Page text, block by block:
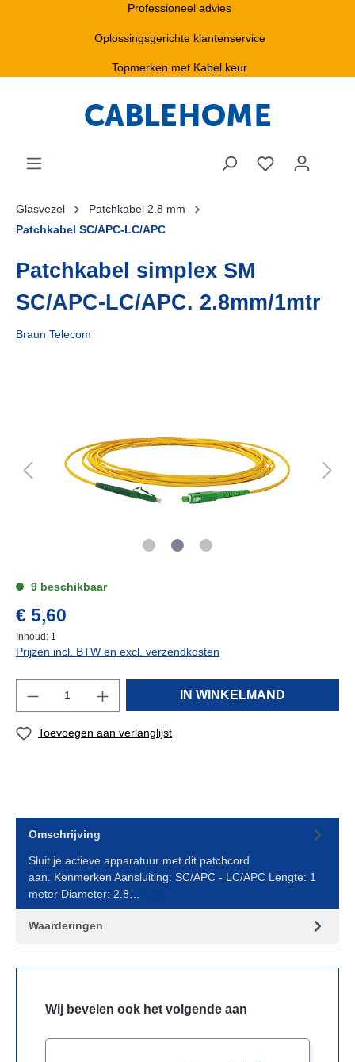
Professioneel advies
Oplossingsgerichte klantenservice
Topmerken met Kabel keur
Glasvezel
Patchkabel 2.8 mm
Patchkabel SC/APC-LC/APC
Patchkabel simplex SM
SC/APC-LC/APC. 2.8mm/1mtr
Braun Telecom
9 beschikbaar
€ 5,60
Inhoud: 1
Prijzen incl. BTW en excl. verzendkosten
IN WINKELMAND
Toevoegen aan verlanglijst
Omschrijving
Sluit je actieve apparatuur met dit patchcord
aan. Kenmerken Aansluiting: SC/APC - LC/APC Lengte: 1
meter Diameter: 2.8…
Waarderingen
Wij bevelen ook het volgende aan